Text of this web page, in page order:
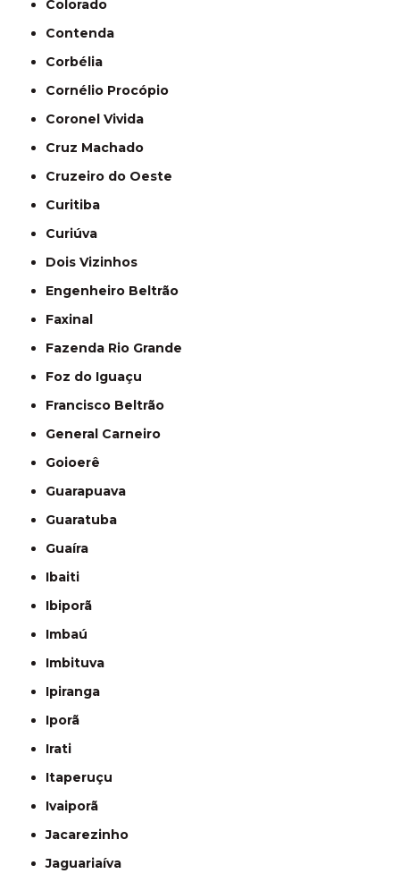
Colorado
Contenda
Corbélia
Cornélio Procópio
Coronel Vivida
Cruz Machado
Cruzeiro do Oeste
Curitiba
Curiúva
Dois Vizinhos
Engenheiro Beltrão
Faxinal
Fazenda Rio Grande
Foz do Iguaçu
Francisco Beltrão
General Carneiro
Goioerê
Guarapuava
Guaratuba
Guaíra
Ibaiti
Ibiporã
Imbaú
Imbituva
Ipiranga
Iporã
Irati
Itaperuçu
Ivaiporã
Jacarezinho
Jaguariaíva